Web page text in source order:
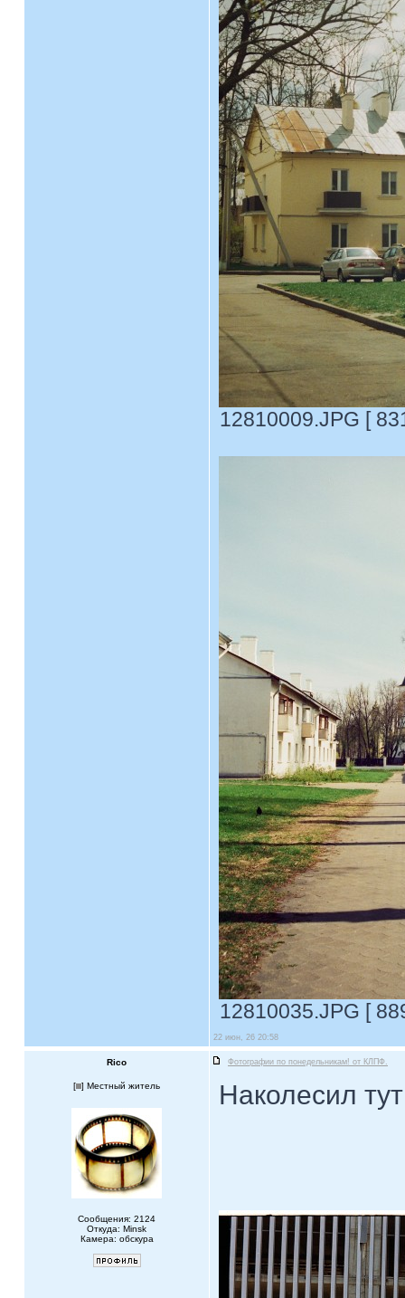
12810009.JPG [
12810035.JPG [
22 июн, 26 20:58
Rico Фотографии по понедельникам! от КЛПФ.
[ ] Местный житель
Сообщения: 2124
Откуда: Minsk
Камера: обскура
Наколесил тут